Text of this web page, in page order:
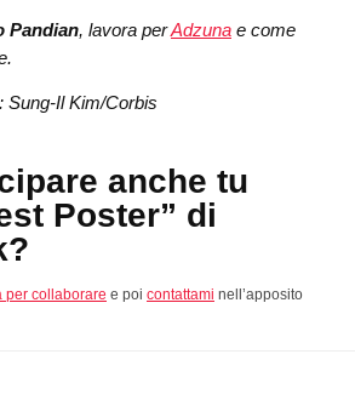
Pandian, lavora perAdzuna e come
Sung-Il Kim/Corbis
anche tu
Poster” di
per collaborare e poi contattami nell’apposito